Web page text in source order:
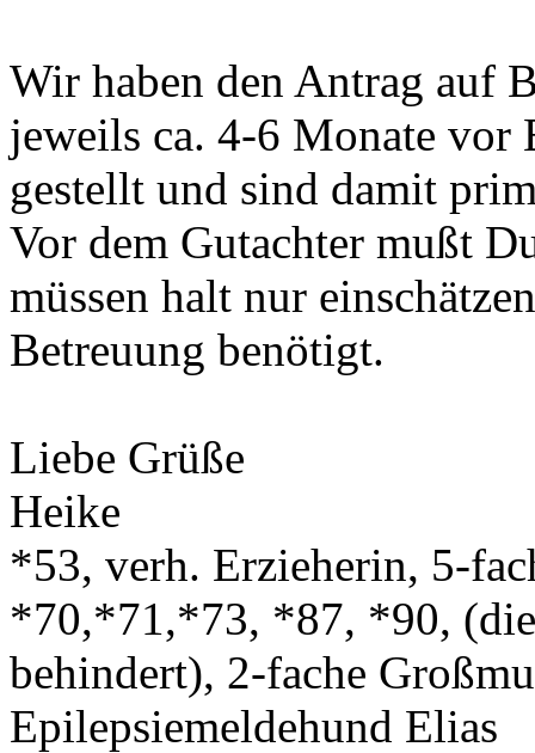
Wir haben den Antrag auf
jeweils ca. 4-6 Monate
gestellt und sind damit
Vor dem Gutachter mußt
müssen halt nur
Betreuung benötigt.
Liebe Grüße
Heike
*53, verh. Erzieherin, 5-
*70,*71,*73, *87, *90,
behindert), 2-fache
Epilepsiemeldehund Elias